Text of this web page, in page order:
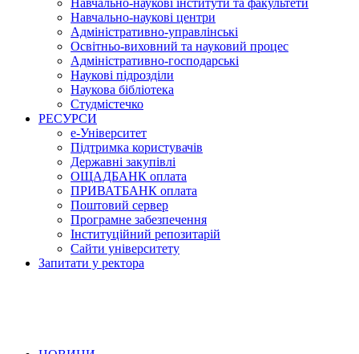
Навчально-наукові центри
Адміністративно-управлінські
Освітньо-виховний та науковий процес
Адміністративно-господарські
Наукові підрозділи
Наукова бібліотека
Студмістечко
РЕСУРСИ
е-Університет
Підтримка користувачів
Державні закупівлі
ОЩАДБАНК оплата
ПРИВАТБАНК оплата
Поштовий сервер
Програмне забезпечення
Інституційний репозитарій
Сайти університету
Запитати у ректора